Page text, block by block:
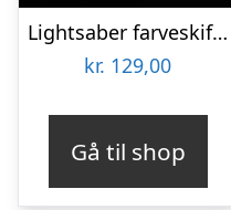
Lightsaber farveskiftende krus
kr. 129,00
Gå til shop